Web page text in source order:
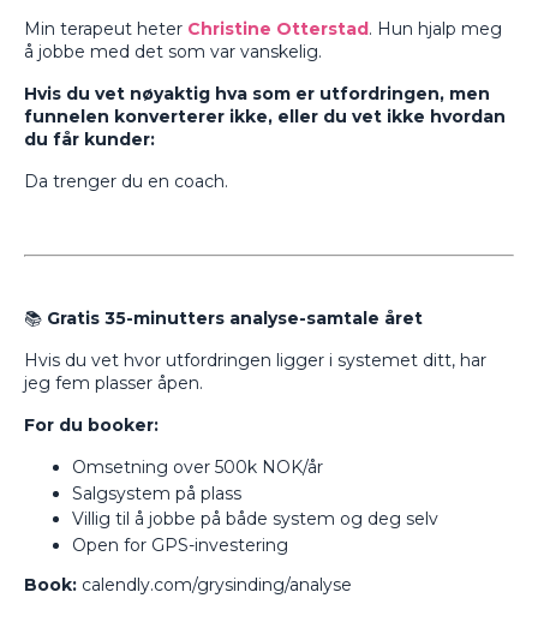
Min terapeut heter Christine Otterstad. Hun hjalp meg
å jobbe med det som var vanskelig.
Hvis du vet nøyaktig hva som er utfordringen, men
funnelen konverterer ikke, eller du vet ikke hvordan
du får kunder:
Da trenger du en coach.
📚 Gratis 35-minutters analyse-samtale året
Hvis du vet hvor utfordringen ligger i systemet ditt, har
jeg fem plasser åpen.
For du booker:
Omsetning over 500k NOK/år
Salgsystem på plass
Villig til å jobbe på både system og deg selv
Open for GPS-investering
Book: calendly.com/grysinding/analyse